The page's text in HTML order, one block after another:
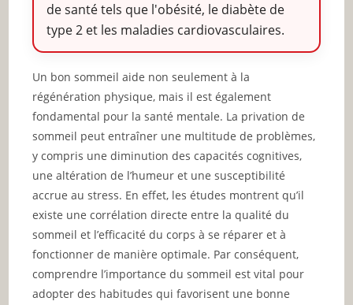
de santé tels que l'obésité, le diabète de
type 2 et les maladies cardiovasculaires.
Un bon sommeil aide non seulement à la
régénération physique, mais il est également
fondamental pour la santé mentale. La privation de
sommeil peut entraîner une multitude de problèmes,
y compris une diminution des capacités cognitives,
une altération de l’humeur et une susceptibilité
accrue au stress. En effet, les études montrent qu’il
existe une corrélation directe entre la qualité du
sommeil et l’efficacité du corps à se réparer et à
fonctionner de manière optimale. Par conséquent,
comprendre l’importance du sommeil est vital pour
adopter des habitudes qui favorisent une bonne